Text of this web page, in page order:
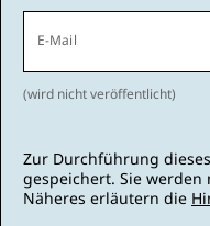
E-Mail
(wird nicht veröffentlicht)
Zur Durchführung
gespeichert. Sie
Näheres erläutern die